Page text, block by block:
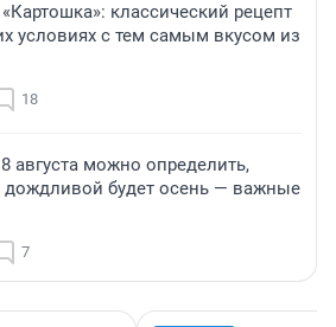
классический рецепт
условиях с тем самым вкусом из
18
августа можно определить,
дождливой будет осень — важные
7